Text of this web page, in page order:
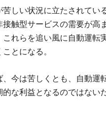
しい状況に立たされてい
触型サービスの需要が高
れらを追い風に自動運転
とになる。
今は苦しくとも、自動運
な利益となるのではない